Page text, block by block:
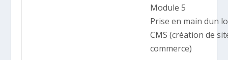
Module 5
Prise en main dun
CMS (création de
commerce)